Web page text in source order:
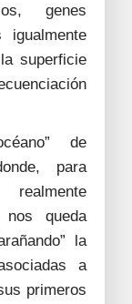
genes
superficie
de
para
queda
la
a
primeros